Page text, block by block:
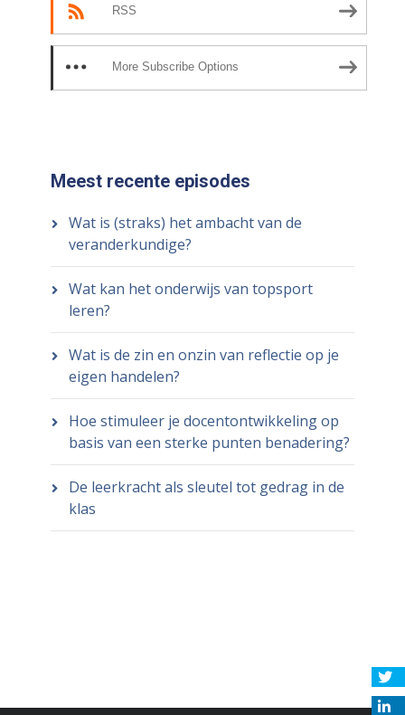
RSS
More Subscribe Options
Meest recente episodes
Wat is (straks) het ambacht van de
veranderkundige?
Wat kan het onderwijs van topsport
leren?
Wat is de zin en onzin van reflectie op je
eigen handelen?
Hoe stimuleer je docentontwikkeling op
basis van een sterke punten benadering?
De leerkracht als sleutel tot gedrag in de
klas